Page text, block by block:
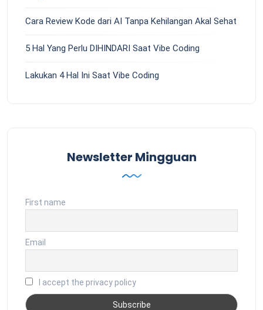
Cara Review Kode dari AI Tanpa Kehilangan Akal Sehat
5 Hal Yang Perlu DIHINDARI Saat Vibe Coding
Lakukan 4 Hal Ini Saat Vibe Coding
Newsletter Mingguan
First name
Email
I accept the privacy policy